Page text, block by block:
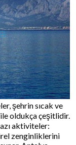
şehrin sıcak ve
oldukça çeşitlidir.
aktiviteler:
zenginliklerini